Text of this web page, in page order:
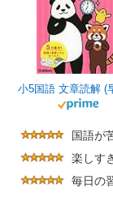
国語が
楽しす
毎日の